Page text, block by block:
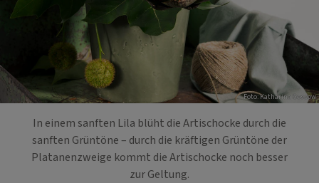
Foto: Katharina Gossow
In einem sanften Lila blüht die Artischocke durch die
sanften Grüntöne – durch die kräftigen Grüntöne der
Platanenzweige kommt die Artischocke noch besser
zur Geltung.